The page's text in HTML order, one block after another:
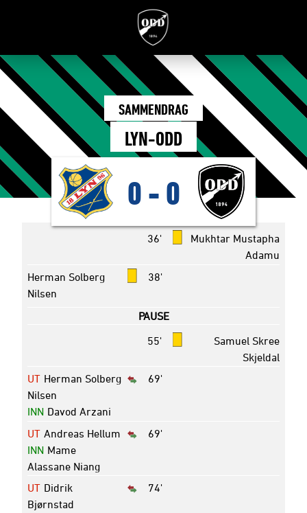
SAMMENDRAG
LYN-ODD
0 - 0
36'
Mukhtar Mustapha
Adamu
38'
Herman Solberg
Nilsen
PAUSE
55'
Samuel Skree
Skjeldal
69'
UT Herman Solberg
Nilsen
INN Davod Arzani
69'
UT Andreas Hellum
INN Mame
Alassane Niang
74'
UT Didrik
Bjørnstad